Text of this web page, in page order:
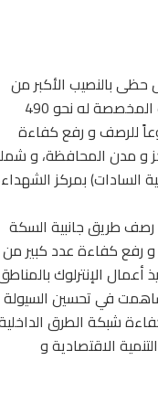
بالنصيب الأكبر من
استثمارات الخطة، حيث بلغت الاعتمادات المخصصة له نحو 490
تم توجيهها لتنفيذ 74 مشروعاً للرصف و رفع كفاءة
و مدن المحافظة، و
السادات) بمركز
و رصف طريق جانبية السكة
و رفع كفاءة عدد كبير من
أعمال الإنترلوك
ساهمت في تحسين السيولة
شبكة الطرق
الاقتصادية و